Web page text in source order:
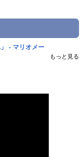
- マリオメー
もっと見る